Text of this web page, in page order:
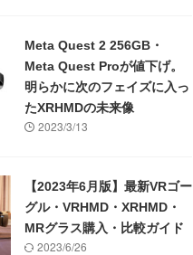
Meta Quest 2 256GB・
Meta Quest Proが値下げ。
明らかに次のフェイズに入っ
たXRHMDの未来像
2023/3/13
【2023年6月版】最新VRゴー
グル・VRHMD・XRHMD・
MRグラス購入・比較ガイド
2023/6/26